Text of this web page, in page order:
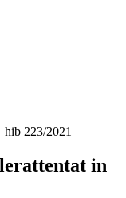
223/2021
in